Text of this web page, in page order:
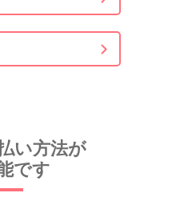
い方法が
です